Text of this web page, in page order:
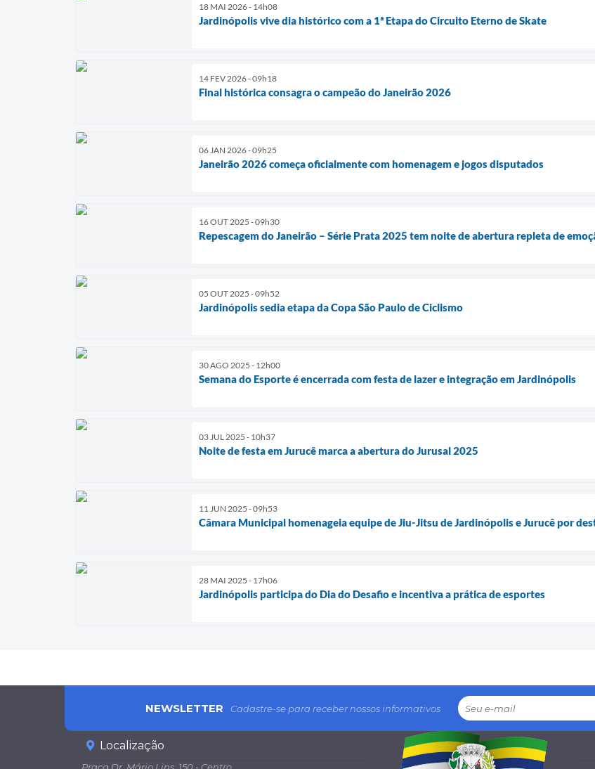
18 MAI 2026 - 14h08
Jardinópolis vive dia histórico com a 1ª Etapa do Circuito Eterno de Skate
14 FEV 2026 - 09h18
Final histórica consagra o campeão do Janeirão 2026
06 JAN 2026 - 09h25
Janeirão 2026 começa oficialmente com homenagem e jogos disputados
16 OUT 2025 - 09h30
Repescagem do Janeirão – Série Prata 2025 tem noite de abertura repleta de
05 OUT 2025 - 09h52
Jardinópolis sedia etapa da Copa São Paulo de Ciclismo
30 AGO 2025 - 12h00
Semana do Esporte é encerrada com festa de lazer e integração em Jardinópolis
03 JUL 2025 - 10h37
Noite de festa em Jurucê marca a abertura do Jurusal 2025
11 JUN 2025 - 09h53
Câmara Municipal homenageia equipe de Jiu-Jitsu de Jardinópolis e Jurucê por
28 MAI 2025 - 17h06
Jardinópolis participa do Dia do Desafio e incentiva a prática de esportes
NEWSLETTER Cadastre-se para receber nossos informativos
Localização